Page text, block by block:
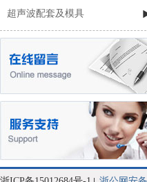
超声波配套及模具